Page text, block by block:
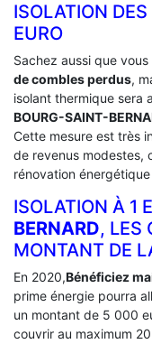
ISOLATION
EURO
Sachez aussi que
de combles perdus,
isolant thermique sera
BOURG-SAINT-
Cette mesure est très
de revenus modestes,
rénovation
ISOLATION À 1
BERNARD, LES
MONTANT DE
En 2020,Bénéficiez
prime énergie pourra
un montant de 5 000
couvrir au maximum